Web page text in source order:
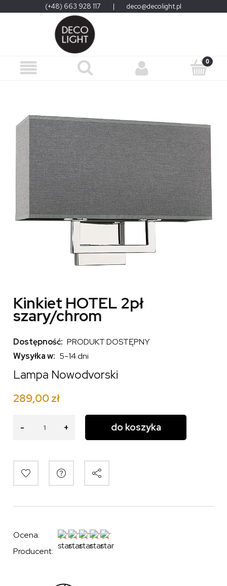
(+48) 663 928 117 | deco@decolight.pl
Kinkiet HOTEL 2pł
szary/chrom
Dostępność: PRODUKT DOSTĘPNY
Wysyłka w: 5-14 dni
Lampa Nowodvorski
289,00 zł
- + do koszyka
Ocena:
Producent: